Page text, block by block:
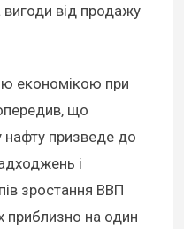
вигоди від продажу
економікою при
що
нафту призведе до
і
зростання ВВП
приблизно на один